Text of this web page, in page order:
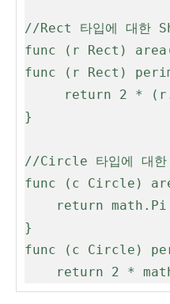
//Rect 타입에 대한
func (r Rect)
func (r Rect)
}
//Circle 타입에 대한
func (c Circle)
}
func (c Circle)
return 2 *